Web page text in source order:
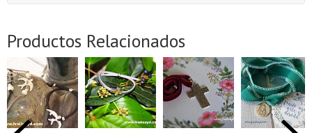
Productos Relacionados